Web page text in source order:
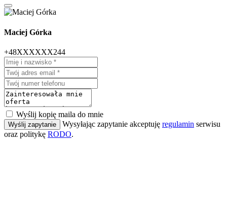
Maciej Górka
+48XXXXXX244
Wyślij kopię maila do mnie
Wyślij zapytanie Wysyłając zapytanie akceptuję regulamin serwisu
oraz politykę RODO.